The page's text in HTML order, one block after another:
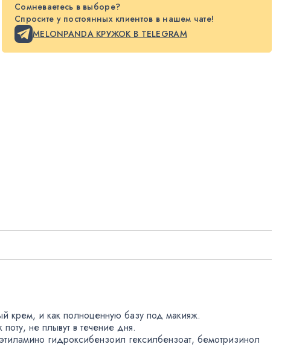
Сомневаетесь в выборе?
Спросите у постоянных клиентов в нашем чате!
MELONPANDA КРУЖОК В TELEGRAM
крем, и как полноценную базу под макияж.
поту, не плывут в течение дня.
гидроксибензоил гексилбензоат, бемотризинол